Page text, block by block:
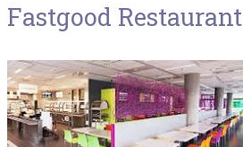
Fastgood Restaurant